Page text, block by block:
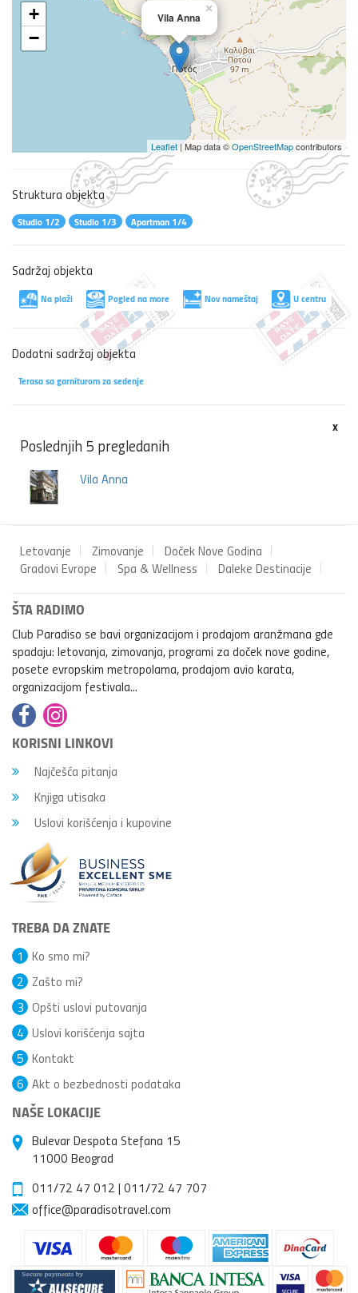
Vila Anna
×
+
−
Leaflet | Map data ©OpenStreetMapcontributors
Struktura objekta
Studio 1/2 Studio 1/3 Apartman 1/4
Sadržaj objekta
Na plaži Pogled na more Nov nameštaj U centru
Dodatni sadržaj objekta
Terasa sa garniturom za sedenje
x
Poslednjih 5 pregledanih
Vila Anna
Letovanje Zimovanje
Doček Nove Godina
Gradovi Evrope
Spa & Wellness Daleke Destinacije
ŠTA RADIMO
Club Paradiso se bavi organizacijom i prodajom aranžmana gde
spadaju: letovanja, zimovanja, programi za doček nove godine,
posete evropskim metropolama, prodajom avio karata,
organizacijom festivala...
KORISNI LINKOVI
Najčešća pitanja
Knjiga utisaka
Uslovi korišćenja i kupovine
TREBA DA ZNATE
Ko smo mi?
1
Zašto mi?
2
Opšti uslovi putovanja
3
Uslovi korišćenja sajta
4
Kontakt
5
Akt o bezbednosti podataka
6
NAŠE LOKACIJE
Bulevar Despota Stefana 15
11000 Beograd
011/72 47 012 | 011/72 47 707
office@paradisotravel.com